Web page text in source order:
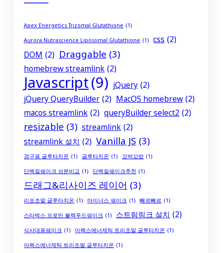
Apex Energetics Trizomal Glutathione (1)
Aurora Nutrascience Liposomal Glutathione (1) css (2)
DOM (2) Draggable (3)
homebrew streamlink (2)
Javascript(9) jQuery (2)
jQuery QueryBuilder (2) MacOS homebrew (2)
macos streamlink (2) queryBuilder select2 (2)
resizable (3) streamlink (2)
streamlink 설치 (2) Vanilla JS (3)
경구용 글루타치온 (1) 글루타치온 (1) 꼬박꼬밥 (1)
단백질쉐이크 성분비교 (1) 단백질쉐이크추천 (1)
드래그&리사이즈 레이어 (3)
리포조멀 글루타치온 (1) 마이너스 쉐이크 (1) 빼르빼르 (1)
스타벅스 프로틴 블랙푸드쉐이크 (1) 스트림링크 설치 (2)
식사대용쉐이크 (1) 아펙스에너제틱 트리조말 글루타치온 (1)
아펙스에너제틱 트리조멀 글루타치온 (1)